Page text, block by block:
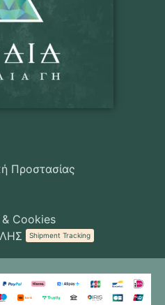
Προστασίας
Cookies
Shipment Tracking